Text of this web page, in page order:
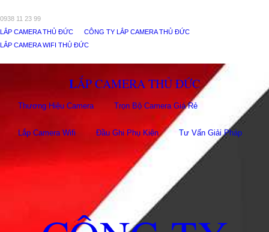
0938 11 23 99
LẮP CAMERA THỦ ĐỨC
CÔNG TY LẮP CAMERA THỦ ĐỨC
LẮP CAMERA WIFI THỦ ĐỨC
LẮP CAMERA THỦ ĐỨC
Thương Hiệu Camera Trọn Bộ Camera Giá Rẻ
Lắp Camera Wifi Đầu Ghi Phụ Kiên Tư Vấn Giải Pháp